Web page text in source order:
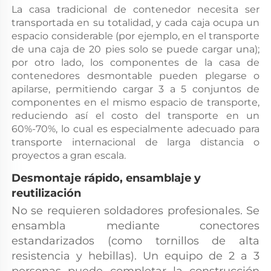
La casa tradicional de contenedor necesita ser
transportada en su totalidad, y cada caja ocupa un
espacio considerable (por ejemplo, en el transporte
de una caja de 20 pies solo se puede cargar una);
por otro lado, los componentes de la casa de
contenedores desmontable pueden plegarse o
apilarse, permitiendo cargar 3 a 5 conjuntos de
componentes en el mismo espacio de transporte,
reduciendo así el costo del transporte en un
60%-70%, lo cual es especialmente adecuado para
transporte internacional de larga distancia o
proyectos a gran escala.
Desmontaje rápido, ensamblaje y
reutilización
No se requieren soldadores profesionales. Se
ensambla mediante conectores
estandarizados (como tornillos de alta
resistencia y hebillas). Un equipo de 2 a 3